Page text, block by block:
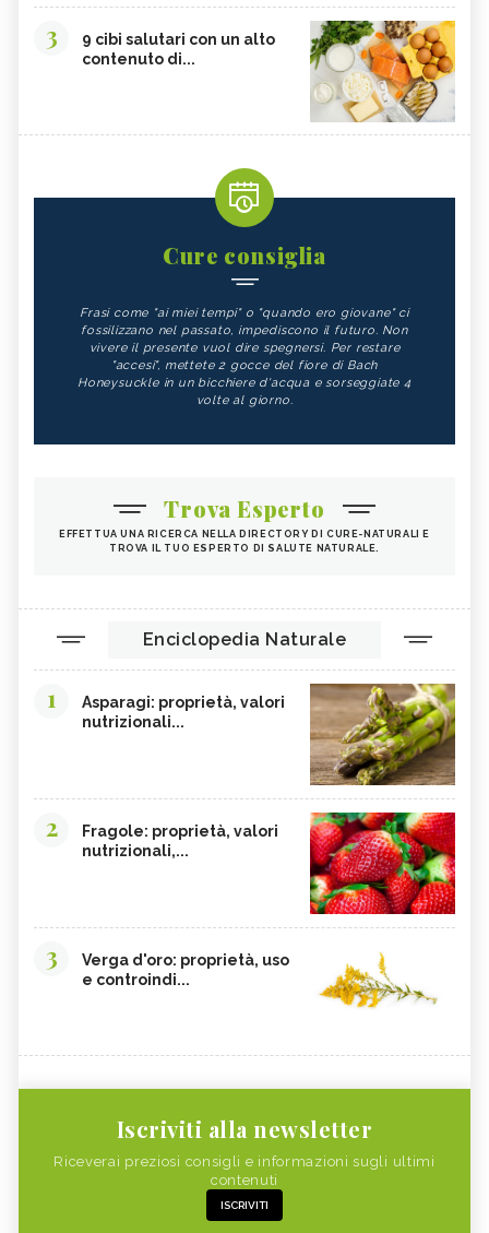
3
9 cibi salutari con un alto
contenuto di...
Cure consiglia
Frasi come "ai miei tempi" o "quando ero giovane" ci
fossilizzano nel passato, impediscono il futuro. Non
vivere il presente vuol dire spegnersi. Per restare
"accesi", mettete 2 gocce del fiore di Bach
Honeysuckle in un bicchiere d'acqua e sorseggiate 4
volte al giorno.
Trova Esperto
EFFETTUA UNA RICERCA NELLA DIRECTORY DI CURE-NATURALI E
TROVA IL TUO ESPERTO DI SALUTE NATURALE.
Enciclopedia Naturale
1
Asparagi: proprietà, valori
nutrizionali...
2
Fragole: proprietà, valori
nutrizionali,...
3
Verga d'oro: proprietà, uso
e controindi...
Iscriviti alla newsletter
Riceverai preziosi consigli e informazioni sugli ultimi
contenuti
ISCRIVITI